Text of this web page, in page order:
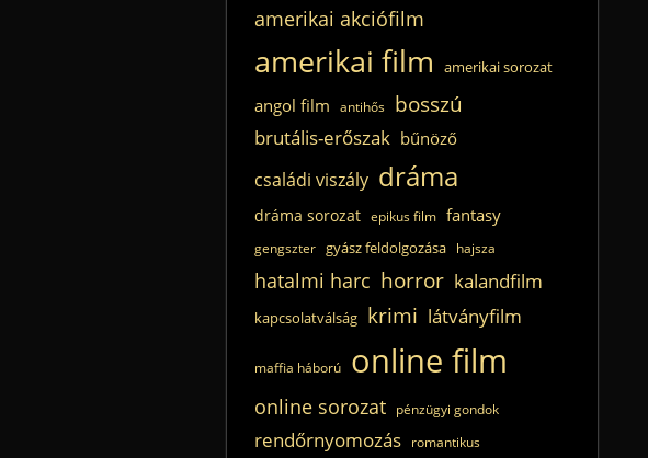
amerikai akciófilm
amerikai film amerikai sorozat
angol film antihős bosszú
brutális-erőszak bűnöző
családi viszály dráma
dráma sorozat epikus film fantasy
gengszter gyász feldolgozása hajsza
hatalmi harc horror kalandfilm
kapcsolatválság krimi látványfilm
maffia háború online film
online sorozat pénzügyi gondok
rendőrnyomozás romantikus